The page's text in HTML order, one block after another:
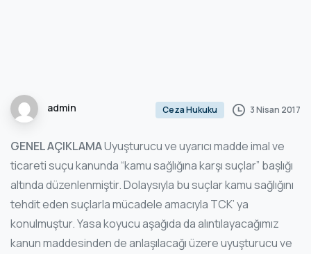
admin Ceza Hukuku 3 Nisan 2017
GENEL AÇIKLAMAUyuşturucu ve uyarıcı madde imal ve
ticareti suçu kanunda “kamu sağlığına karşı suçlar” başlığı
altında düzenlenmiştir. Dolaysıyla bu suçlar kamu sağlığını
tehdit eden suçlarla mücadele amacıyla TCK’ ya
konulmuştur. Yasa koyucu aşağıda da alıntılayacağımız
kanun maddesinden de anlaşılacağı üzere uyuşturucu ve